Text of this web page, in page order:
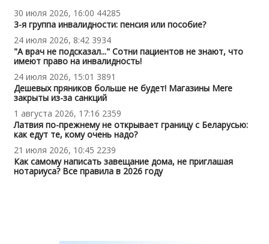
30 июля 2026, 16:00 44285
3-я группа инвалидности: пенсия или пособие?
24 июля 2026, 8:42 3934
"А врач не подсказал..." Сотни пациентов не знают, что
имеют право на инвалидность!
24 июля 2026, 15:01 3891
Дешевых пряников больше не будет! Магазины Mere
закрыты из-за санкций
1 августа 2026, 17:16 2359
Латвия по-прежнему не открывает границу с Беларусью:
как едут те, кому очень надо?
21 июля 2026, 10:45 2239
Как самому написать завещание дома, не приглашая
нотариуса? Все правила в 2026 году